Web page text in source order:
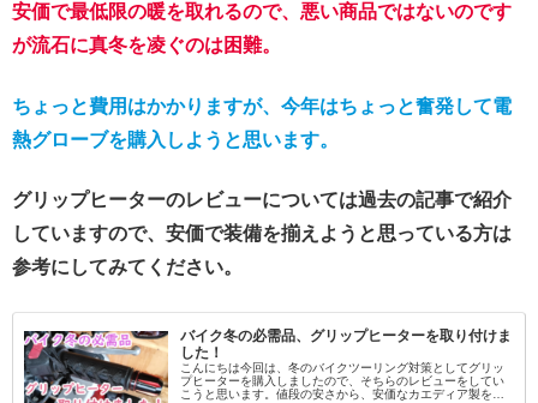
安価で最低限の暖を取れるので、悪い商品ではないのです
が流石に真冬を凌ぐのは困難。
ちょっと費用はかかりますが、今年はちょっと奮発して電
熱グローブを購入しようと思います。
グリップヒーターのレビューについては過去の記事で紹介
していますので、安価で装備を揃えようと思っている方は
参考にしてみてください。
バイク冬の必需品、グリップヒーターを取り付けま
した！
こんにちは今回は、冬のバイクツーリング対策としてグリッ
プヒーターを購入しましたので、そちらのレビューをしてい
こうと思います。値段の安さから、安価なカエディア製を購